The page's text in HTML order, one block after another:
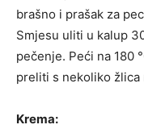
brašno i prašak za
Smjesu uliti u kalup
pečenje. Peći na 180
preliti s nekoliko žlica
Krema: